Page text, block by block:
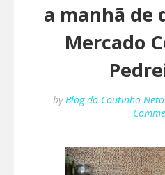
a manhã de
Mercado
by Blog do Coutinho Neto